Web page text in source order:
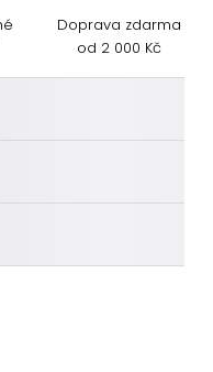
Doprava zdarma
od 2 000 Kč